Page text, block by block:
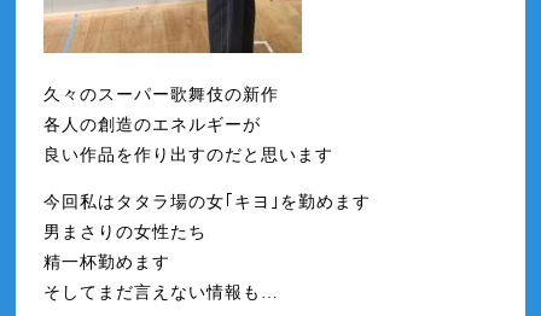
久々のスーパー歌舞伎の新作
各人の創造のエネルギーが
良い作品を作り出すのだと思います
今回私はタタラ場の女｢キヨ｣を勤めます
男まさりの女性たち
精一杯勤めます
そしてまだ言えない情報も…